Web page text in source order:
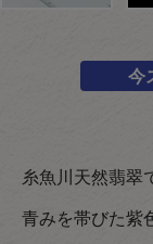
今
糸魚川天然翡翠
青みを帯びた紫